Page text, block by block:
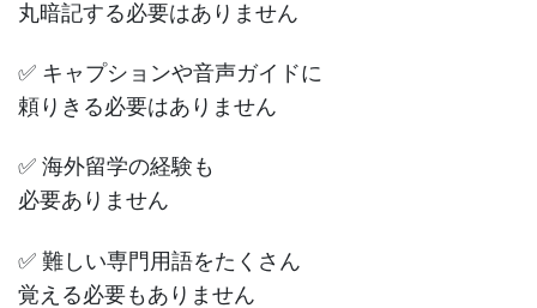
丸暗記する必要はありません
✅ キャプションや音声ガイドに
頼りきる必要はありません
✅ 海外留学の経験も
必要ありません
✅ 難しい専門用語をたくさん
覚える必要もありません